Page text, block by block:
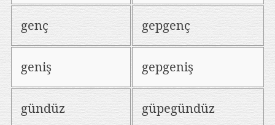
genç gepgenç
geniş gepgeniş
gündüz güpegündüz